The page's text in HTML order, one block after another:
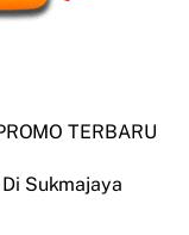
TERBARU
Sukmajaya